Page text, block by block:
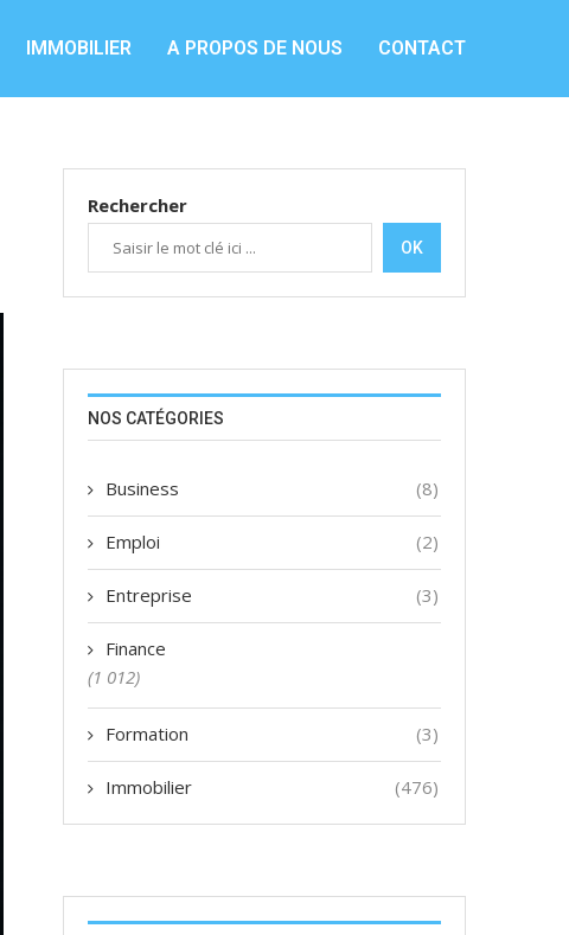
IMMOBILIER A PROPOS DE NOUS CONTACT
Rechercher
OK
NOS CATÉGORIES
Business (8)
Emploi (2)
Entreprise (3)
Finance
(1 012)
Formation (3)
Immobilier (476)